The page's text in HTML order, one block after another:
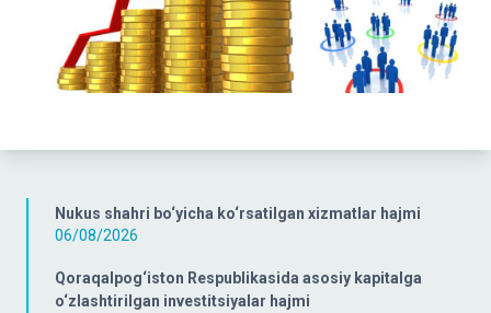
Nukus shahri bo‘yicha ko‘rsatilgan xizmatlar hajmi
06/08/2026
Qoraqalpog‘iston Respublikasida asosiy kapitalga
o‘zlashtirilgan investitsiyalar hajmi